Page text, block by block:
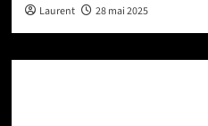
Laurent 28 mai 2025